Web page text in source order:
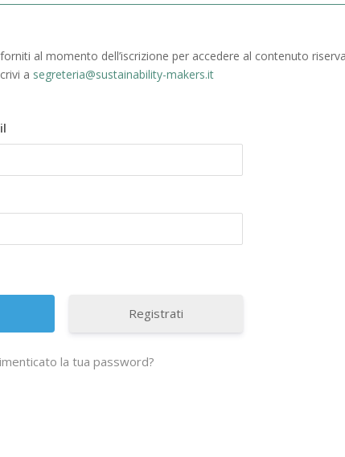
al momento dell’iscrizione per accedere al contenuto
a segreteria@sustainability-makers.it
Registrati
la tua password?